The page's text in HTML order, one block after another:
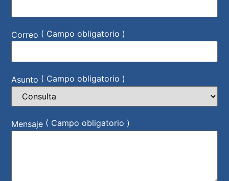
Correo ( Campo obligatorio )
Asunto ( Campo obligatorio )
Mensaje ( Campo obligatorio )